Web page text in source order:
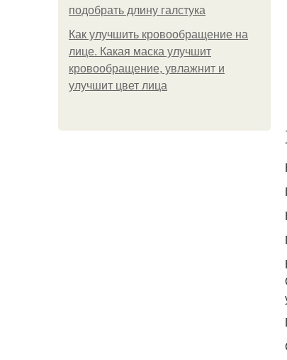
подобрать длину галстука
Как улучшить кровообращение на
лице. Какая маска улучшит
кровообращение, увлажнит и
улучшит цвет лица